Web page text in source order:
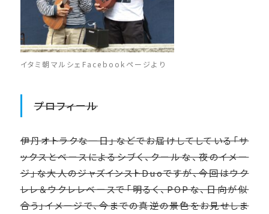
イタミ朝マルシェFacebookページより
プロフィール
伊丹オトラクな一日」などでお届けしてしている「サ
ックスとベースによるシブく、クールな、夜のイメー
ジ」な大人のジャズインストDuoですが、今回はウク
レレ＆ウクレレベースで「明るく、POPな、日向が似
合う」イメージで、今までの真逆の景色をお見せしま